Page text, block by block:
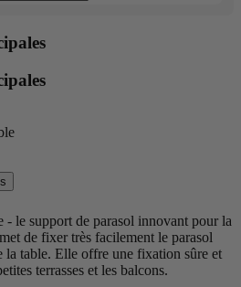
- le support de parasol innovant pour la
de fixer très facilement le parasol
la table. Elle offre une fixation sûre et
terrasses et les balcons.